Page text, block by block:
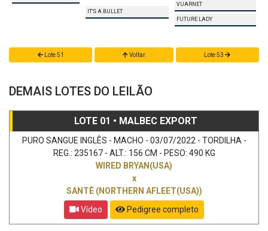
IT'S A BULLET
VUARNET
FUTURE LADY
Lote 51 Voltar Lote 53
DEMAIS LOTES DO LEILÃO
LOTE 01 • MALBEC EXPORT
PURO SANGUE INGLÊS - MACHO - 03/07/2022 - TORDILHA -
REG.: 235167 - ALT.: 156 CM - PESO: 490 KG
WIRED BRYAN(USA)
x
SANTÈ (NORTHERN AFLEET(USA))
Vídeo
Pedigree completo